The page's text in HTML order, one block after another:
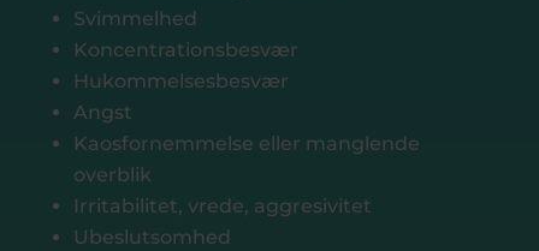
Svimmelhed
Koncentrationsbesvær
Hukommelsesbesvær
Angst
Kaosfornemmelse eller manglende
overblik
Irritabilitet, vrede, aggresivitet
Ubeslutsomhed